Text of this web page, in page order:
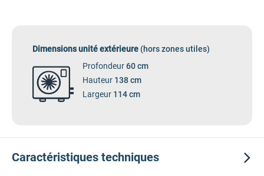
Dimensions unité extérieure (hors zones utiles)
Profondeur60 cm
Hauteur 138 cm
Largeur 114 cm
Caractéristiques techniques